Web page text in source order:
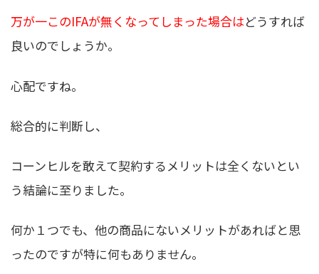
万が一このIFAが無くなってしまった場合はどうすれば
良いのでしょうか。
心配ですね。
総合的に判断し、
コーンヒルを敢えて契約するメリットは全くないとい
う結論に至りました。
何か１つでも、他の商品にないメリットがあればと思
ったのですが特に何もありません。